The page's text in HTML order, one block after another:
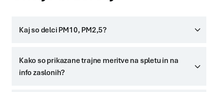
Kaj so delci PM10, PM2,5?
Kako so prikazane trajne meritve na spletu in na
info zaslonih?